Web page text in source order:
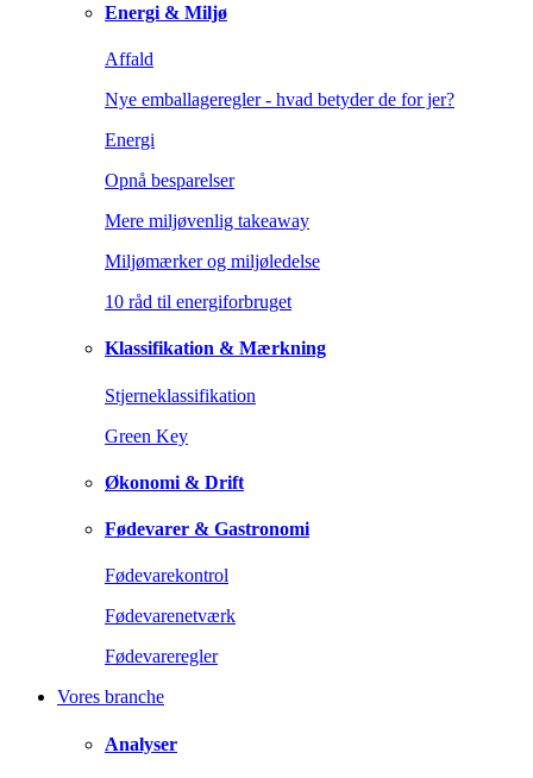
Energi & Miljø
Affald
Nye emballageregler - hvad betyder de for jer?
Energi
Opnå besparelser
Mere miljøvenlig takeaway
Miljømærker og miljøledelse
10 råd til energiforbruget
Klassifikation & Mærkning
Stjerneklassifikation
Green Key
Økonomi & Drift
Fødevarer & Gastronomi
Fødevarekontrol
Fødevarenetværk
Fødevareregler
Vores branche
Analyser